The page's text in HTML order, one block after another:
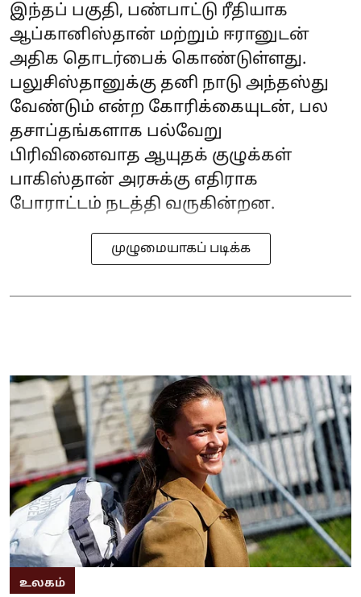
இந்தப் பகுதி, பண்பாட்டு ரீதியாக
ஆப்கானிஸ்தான் மற்றும் ஈரானுடன்
அதிக தொடர்பைக் கொண்டுள்ளது.
பலுசிஸ்தானுக்கு தனி நாடு அந்தஸ்து
வேண்டும் என்ற கோரிக்கையுடன், பல
தசாப்தங்களாக பல்வேறு
பிரிவினைவாத ஆயுதக் குழுக்கள்
பாகிஸ்தான் அரசுக்கு எதிராக
போராட்டம் நடத்தி வருகின்றன.
முழுமையாகப் படிக்க
உலகம்